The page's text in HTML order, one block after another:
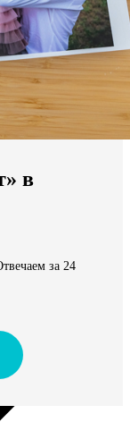
в
за 24